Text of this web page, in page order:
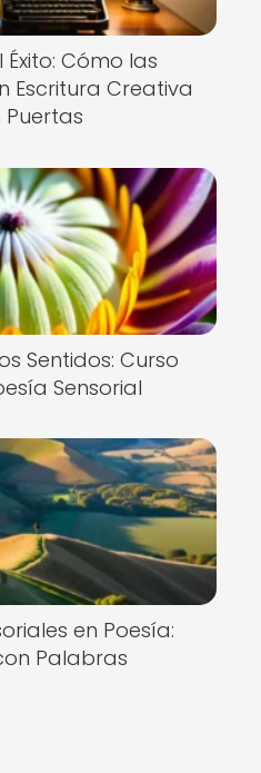
Cómo las
Escritura Creativa
Puertas
Sentidos: Curso
Sensorial
en Poesía:
Palabras